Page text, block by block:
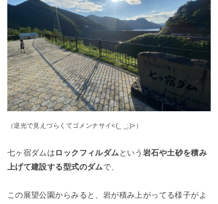
（逆光で見えづらくてゴメンナサイ<(_ _;)>）
七ヶ宿ダムは ロックフィルダム という 岩石や土砂を積み
上げて建設する型式のダムで、
この展望公園からみると、岩が積み上がってる様子がよ